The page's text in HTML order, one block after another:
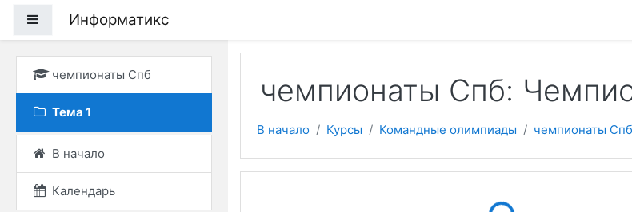
Боковая панель
Информатикс
чемпионаты Спб
Тема 1
В начало
Календарь
чемпионаты Спб:
В начало Курсы Командные олимпиады чемпионаты Спб
Loading...